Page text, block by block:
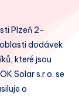
Plzeň 2-
dodávek
které jsou
Solar s.r.o. se
o